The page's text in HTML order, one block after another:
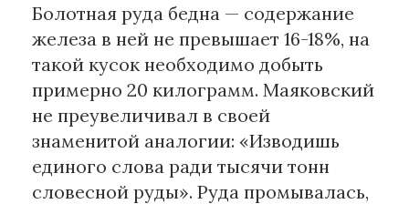
Болотная руда бедна — содержание
железа в ней не превышает 16-18%, на
такой кусок необходимо добыть
примерно 20 килограмм. Маяковский
не преувеличивал в своей
знаменитой аналогии: «Изводишь
единого слова ради тысячи тонн
словесной руды». Руда промывалась,